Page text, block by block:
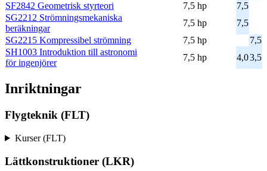
SF2842 Geometrisk styrteori
7,5 hp
7,5
SG2212 Strömningsmekaniska
beräkningar
7,5 hp
7,5
SG2215 Kompressibel strömning
7,5 hp
7,5
SH1003 Introduktion till astronomi
för ingenjörer
7,5 hp 4,03,5
Inriktningar
Flygteknik (FLT)
Kurser (FLT)
Lättkonstruktioner (LKR)